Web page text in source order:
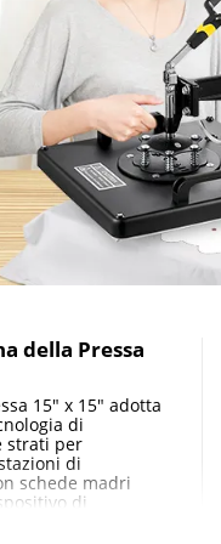
cm
cm
da 12 once (conico)
da 17 once (conico)
12,7 cm
cm
della Pressa
15" x 15" adotta
di
strati per
di
schede madri
di